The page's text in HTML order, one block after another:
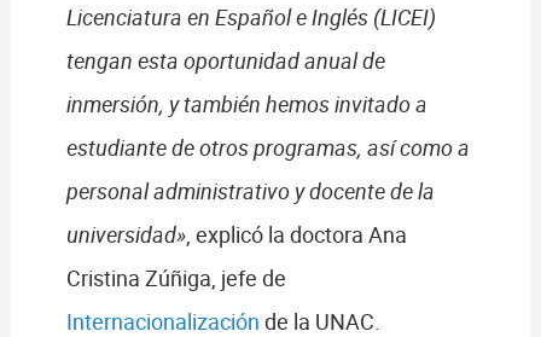
Licenciatura en Español e Inglés (LICEI)
tengan esta oportunidad anual de
inmersión, y también hemos invitado a
estudiante de otros programas, así como a
personal administrativo y docente de la
universidad», explicó la doctora Ana
Cristina Zúñiga, jefe de
Internacionalización de la UNAC.